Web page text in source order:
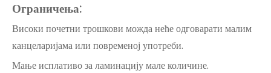
Ограничења:
Високи почетни трошкови можда неће одговарати малим
канцеларијама или повременој употреби.
Мање исплативо за ламинацију мале количине.